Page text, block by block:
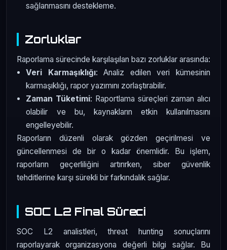
sağlanmasını destekleme.
Zorluklar
Raporlama sürecinde karşılaşılan bazı zorluklar arasında:
Veri Karmaşıklığı: Analiz edilen veri kümesinin
karmaşıklığı, rapor yazımını zorlaştırabilir.
Zaman Tüketimi: Raportlama süreçleri zaman alıcı
olabilir ve bu, kaynakların etkin kullanılmasını
engelleyebilir.
Raporların düzenli olarak gözden geçirilmesi ve
güncellenmesi de bir o kadar önemlidir. Bu işlem,
raporların geçerliliğini artırırken, siber güvenlik
tehditlerine karşı sürekli bir farkındalık sağlar.
SOC L2 Final Süreci
SOC L2 analistleri, threat hunting sonuçlarını
raporlayarak organizasyona değerli bilgi sağlar. Bu